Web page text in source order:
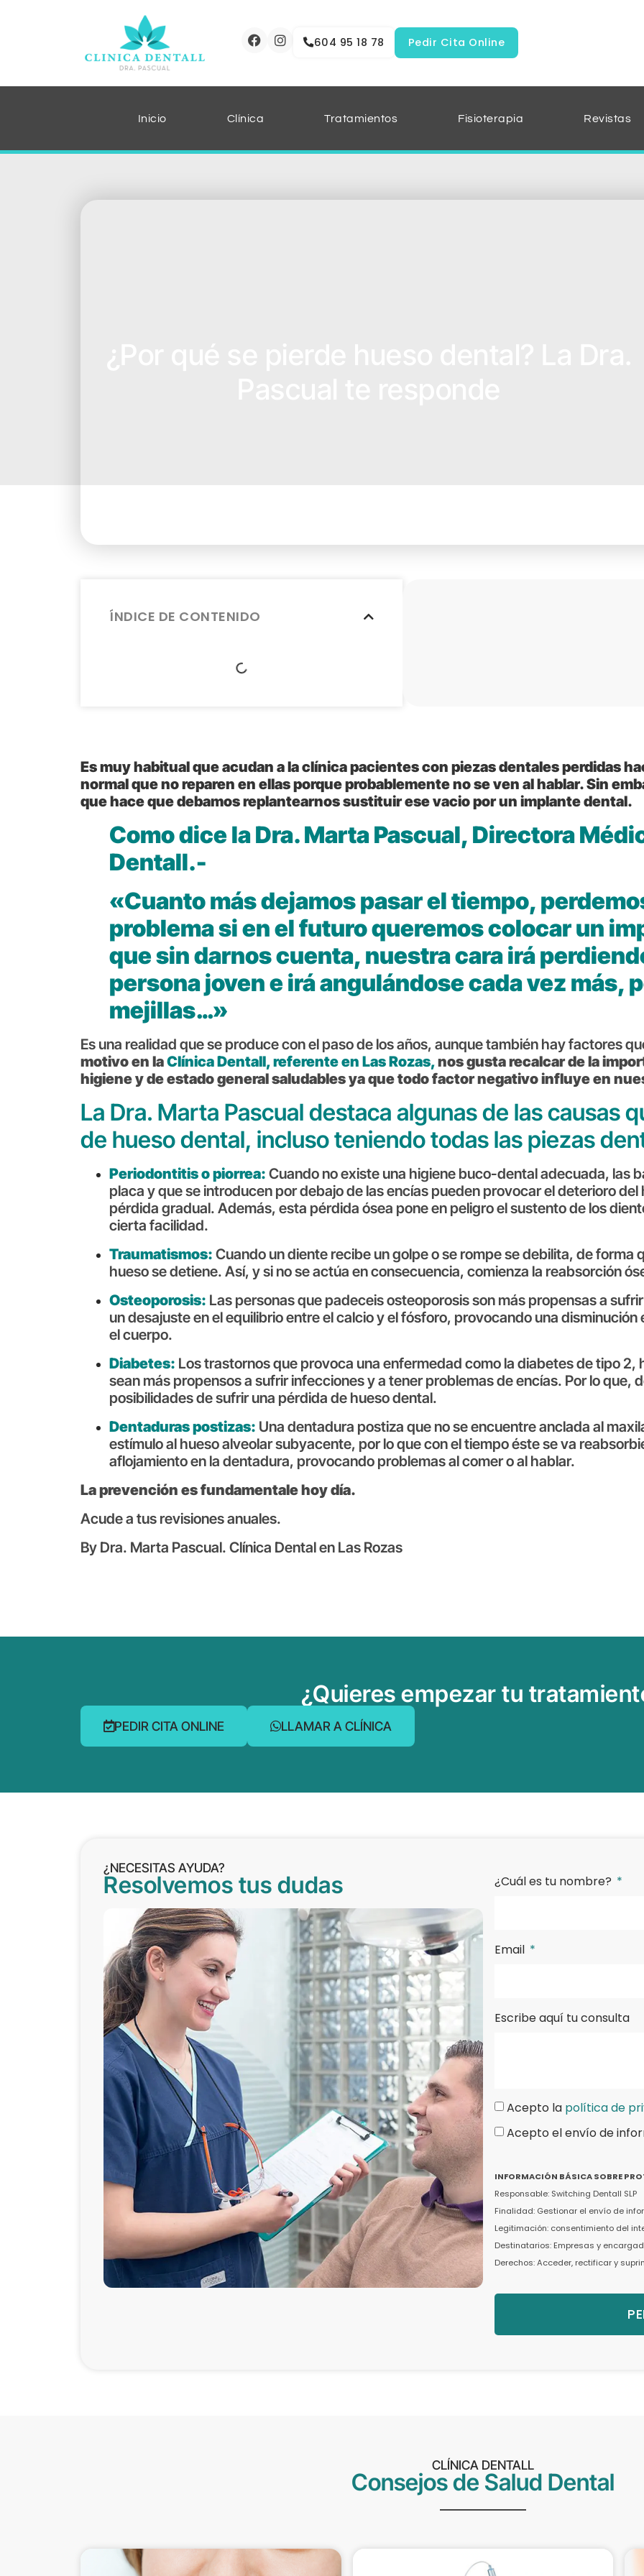
604 95 18 78 Pedir Cita Online
Inicio Clínica Tratamientos Fisioterapia Revistas
ÍNDICE DE CONTENIDO
Es muy habitual que acudan a la clínica pacientes con piezas dentales perdidas
normal que no reparen en ellas porque probablemente no se ven al hablar. Sin
que hace que debamos replantearnos sustituir ese vacio por un implante dental.
Como dice la Dra. Marta Pascual, Directora
Dentall.-
«Cuanto más dejamos pasar el tiempo,
problema si en el futuro queremos colocar un
que sin darnos cuenta, nuestra cara irá
persona joven e irá angulándose cada vez más,
mejillas…»
Es una realidad que se produce con el paso de los años, aunque también hay factores
motivo en laClínica Dentall,referente en Las Rozas,nos gusta recalcar de la
higiene y de estado general saludables ya que todo factor negativo influye en
La Dra. Marta Pascual destaca algunas de las causas
de hueso dental, incluso teniendo todas las piezas
Periodontitis o piorrea: Cuando no existe una higiene buco-dental adecuada, las
placa y que se introducen por debajo de las encías pueden provocar el deterioro
pérdida gradual. Además, esta pérdida ósea pone en peligro el sustento de los
cierta facilidad.
Traumatismos: Cuando un diente recibe un golpe o se rompe se debilita, de forma
hueso se detiene. Así, y si no se actúa en consecuencia, comienza la reabsorción
Osteoporosis: Las personas que padeceis osteoporosis son más propensas a
un desajuste en el equilibrio entre el calcio y el fósforo, provocando una
el cuerpo.
Diabetes: Los trastornos que provoca una enfermedad como la diabetes de tipo 2,
sean más propensos a sufrir infecciones y a tener problemas de encías. Por lo que,
posibilidades de sufrir una pérdida de hueso dental.
Dentaduras postizas: Una dentadura postiza que no se encuentre anclada al
estímulo al hueso alveolar subyacente, por lo que con el tiempo éste se va
aflojamiento en la dentadura, provocando problemas al comer o al hablar.
La prevención es fundamentale hoy día.
Acude a tus revisiones anuales.
By Dra. Marta Pascual. Clínica Dental en Las Rozas
¿Quieres empezar tu
PEDIR CITA ONLINE LLAMAR A CLÍNICA
¿NECESITAS AYUDA?
Resolvemos tus dudas ¿Cuál es tu nombre?
Email
Escribe aquí tu consulta
Acepto la política de
Acepto el envío de
INFORMACIÓN BÁSICA SOBRE
Responsable: Switching Dentall SLP
Finalidad: Gestionar el envío de
Legitimación: consentimiento del
Destinatarios: Empresas y
Derechos: Acceder, rectificar y
CLÍNICA DENTALL
Consejos de Salud Dental